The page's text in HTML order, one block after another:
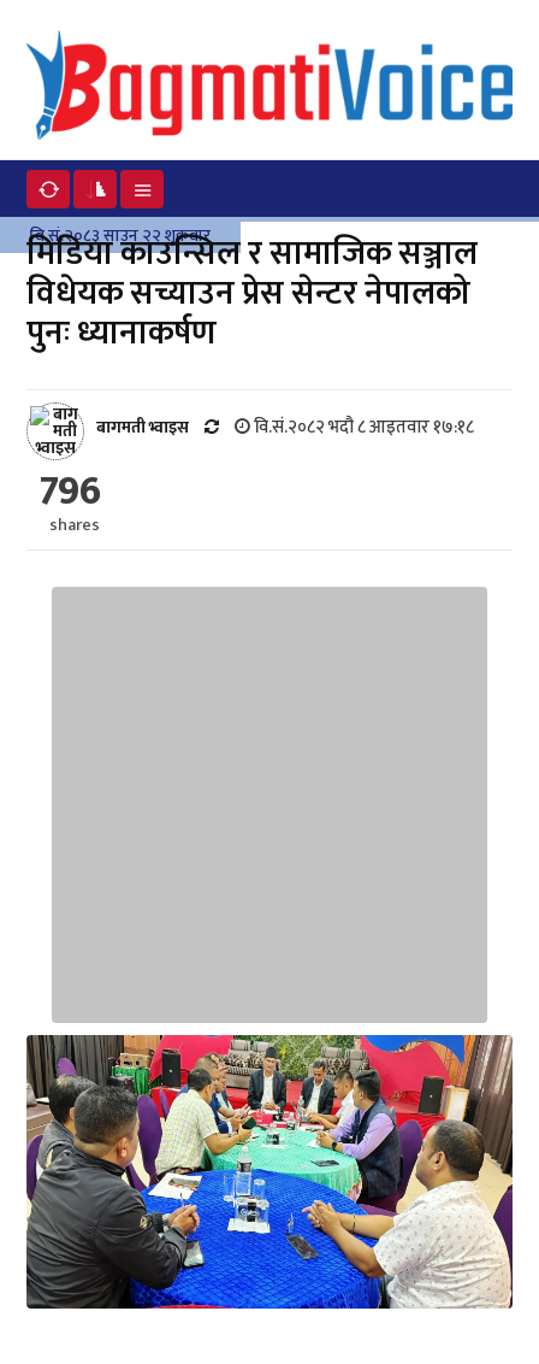
वि.सं.२०८३ साउन २२ शुक्रवार
मिडिया काउन्सिल र सामाजिक सञ्जाल
विधेयक सच्याउन प्रेस सेन्टर नेपालको
पुनः ध्यानाकर्षण
बागमती भ्वाइस वि.सं.२०८२ भदौ ८ आइतवार १७:१८
796
shares